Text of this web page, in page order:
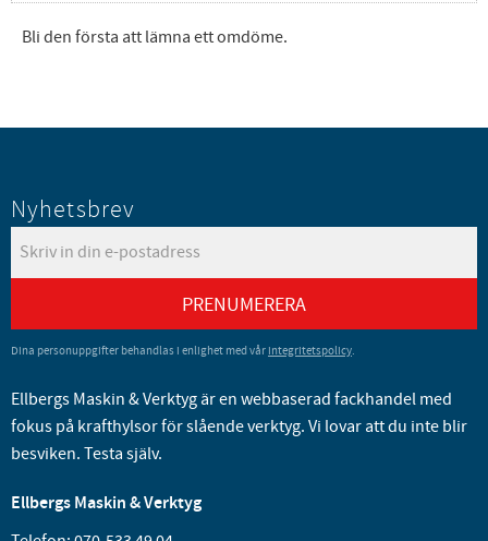
Bli den första att lämna ett omdöme.
Nyhetsbrev
PRENUMERERA
Dina personuppgifter behandlas i enlighet med vår integritetspolicy.
Ellbergs Maskin & Verktyg är en webbaserad fackhandel med
fokus på krafthylsor för slående verktyg. Vi lovar att du inte blir
besviken. Testa själv.
Ellbergs Maskin & Verktyg